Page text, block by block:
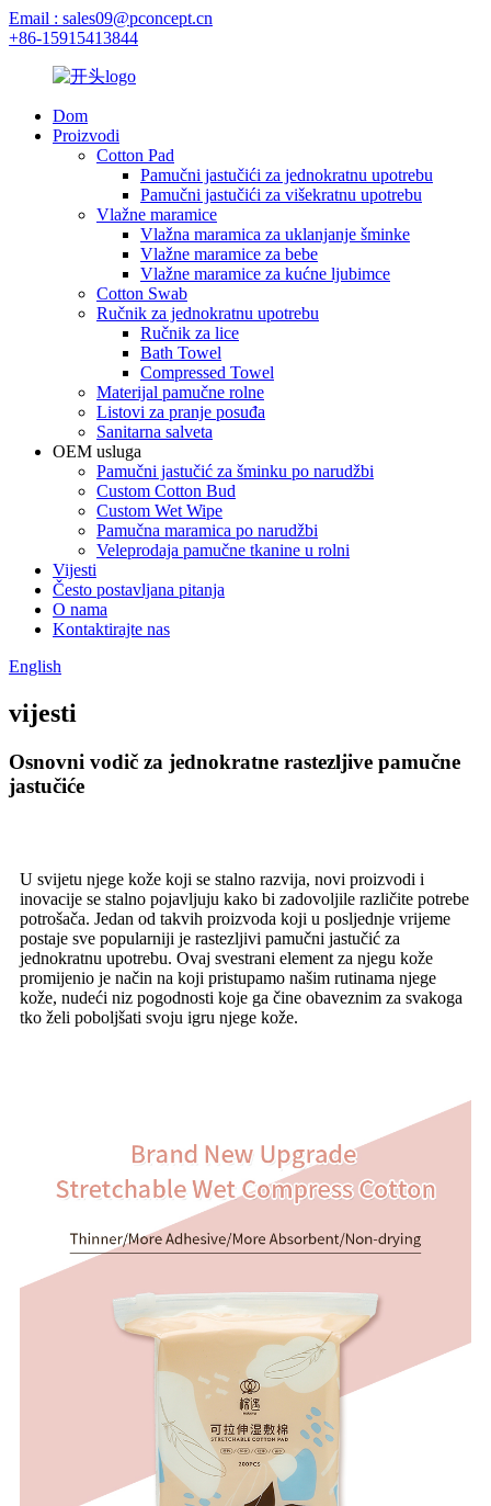
Email : sales09@pconcept.cn
+86-15915413844
Dom
Proizvodi
Cotton Pad
Pamučni jastučići za jednokratnu upotrebu
Pamučni jastučići za višekratnu upotrebu
Vlažne maramice
Vlažna maramica za uklanjanje šminke
Vlažne maramice za bebe
Vlažne maramice za kućne ljubimce
Cotton Swab
Ručnik za jednokratnu upotrebu
Ručnik za lice
Bath Towel
Compressed Towel
Materijal pamučne rolne
Listovi za pranje posuđa
Sanitarna salveta
OEM usluga
Pamučni jastučić za šminku po narudžbi
Custom Cotton Bud
Custom Wet Wipe
Pamučna maramica po narudžbi
Veleprodaja pamučne tkanine u rolni
Vijesti
Često postavljana pitanja
O nama
Kontaktirajte nas
English
vijesti
Osnovni vodič za jednokratne rastezljive pamučne
jastučiće
U svijetu njege kože koji se stalno razvija, novi proizvodi i
inovacije se stalno pojavljuju kako bi zadovoljile različite potrebe
potrošača. Jedan od takvih proizvoda koji u posljednje vrijeme
postaje sve popularniji je rastezljivi pamučni jastučić za
jednokratnu upotrebu. Ovaj svestrani element za njegu kože
promijenio je način na koji pristupamo našim rutinama njege
kože, nudeći niz pogodnosti koje ga čine obaveznim za svakoga
tko želi poboljšati svoju igru ​​njege kože.